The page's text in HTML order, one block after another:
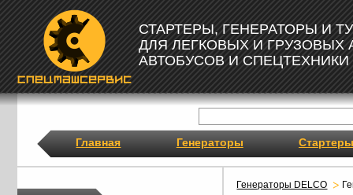
СТАРТЕРЫ, ГЕНЕРАТОРЫ И
ДЛЯ ЛЕГКОВЫХ И ГРУЗОВЫХ
АВТОБУСОВ И СПЕЦТЕХНИКИ
Главная Генераторы Стартеры
Генераторы DELCO